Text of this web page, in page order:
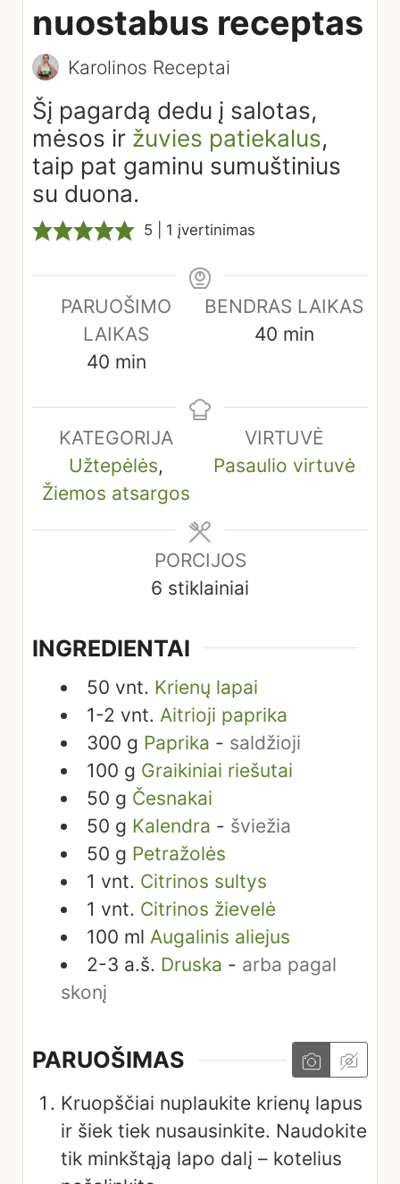
nuostabus receptas
Karolinos Receptai
Šį pagardą dedu į salotas,
mėsos ir žuvies patiekalus,
taip pat gaminu sumuštinius
su duona.
5 | 1 įvertinimas
PARUOŠIMO
LAIKAS
40minutes
min
BENDRAS LAIKAS
40minutes
min
KATEGORIJA
Užtepėlės,
Žiemos atsargos
VIRTUVĖ
Pasaulio virtuvė
PORCIJOS
6 stiklainiai
INGREDIENTAI
50 vnt. Krienų lapai
1-2 vnt. Aitrioji paprika
300 g Paprika - saldžioji
100 g Graikiniai riešutai
50 g Česnakai
50 g Kalendra - šviežia
50 g Petražolės
1 vnt. Citrinos sultys
1 vnt. Citrinos žievelė
100 ml Augalinis aliejus
2-3 a.š. Druska - arba pagal
skonį
PARUOŠIMAS
Kruopščiai nuplaukite krienų lapus
ir šiek tiek nusausinkite. Naudokite
tik minkštąją lapo dalį – kotelius